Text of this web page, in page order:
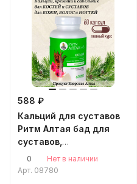
588 ₽
Кальций для суставов
Ритм Алтая бад для
суставов,
остеохондроз, артроз,
от боли в суставах
0
Нет в наличии
Арт. 08780